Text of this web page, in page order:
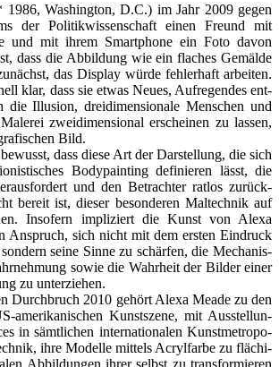
Washing­ton, D.C.) im Jahr 2009 gegen
der Poli­tik­wis­sen­schaft einen Freund mit
und mit ihrem Smart­phone ein Foto davon
dass die Abbil­dung wie ein fla­ches Gemälde
das Dis­play würde feh­ler­haft arbei­ten.
klar, dass sie etwas Neues, Auf­re­gen­des ent­
die Illu­sion, drei­di­men­sio­nale Men­schen und
zwei­di­men­sio­nal erschei­nen zu las­sen,
Bild.
dass diese Art der Dar­stel­lung, die sich
Body­pain­ting defi­nie­ren lässt, die
und den Betrach­ter rat­los zurück­
bereit ist, die­ser beson­de­ren Mal­tech­nik auf
Inso­fern impli­ziert die Kunst von Alexa
Anspruch, sich nicht mit dem ers­ten Ein­druck
seine Sinne zu schär­fen, die Mecha­nis­
sowie die Wahr­heit der Bil­der einer
zu unter­zie­hen.
Durch­bruch 2010 gehört Alexa Meade zu den
amerikanischen Kunst­szene, mit Aus­stel­lun­
in sämt­li­chen inter­na­tio­na­len Kunst­me­tro­po­
ihre Modelle mit­tels Acryl­farbe zu flä­chi­
Abbil­dun­gen ihrer selbst zu trans­for­mie­ren